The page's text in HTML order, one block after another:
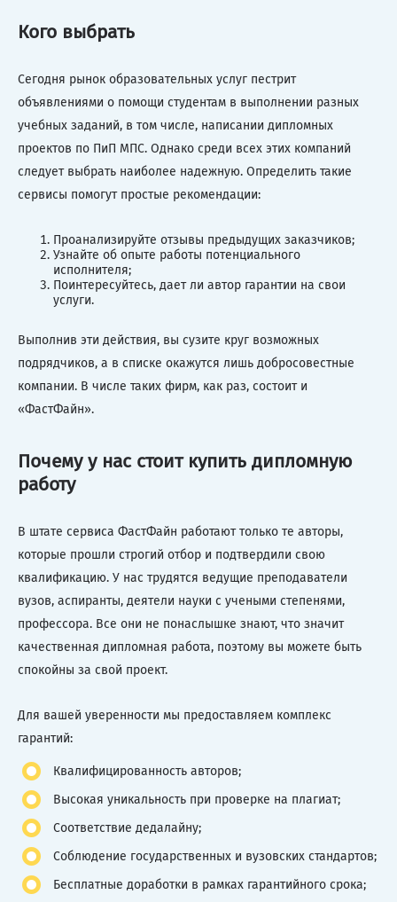
Кого выбрать
Сегодня рынок образовательных услуг пестрит
объявлениями о помощи студентам в выполнении разных
учебных заданий, в том числе, написании дипломных
проектов по ПиП МПС. Однако среди всех этих компаний
следует выбрать наиболее надежную. Определить такие
сервисы помогут простые рекомендации:
Проанализируйте отзывы предыдущих заказчиков;
Узнайте об опыте работы потенциального
исполнителя;
Поинтересуйтесь, дает ли автор гарантии на свои
услуги.
Выполнив эти действия, вы сузите круг возможных
подрядчиков, а в списке окажутся лишь добросовестные
компании. В числе таких фирм, как раз, состоит и
«ФастФайн».
Почему у нас стоит купить дипломную
работу
В штате сервиса ФастФайн работают только те авторы,
которые прошли строгий отбор и подтвердили свою
квалификацию. У нас трудятся ведущие преподаватели
вузов, аспиранты, деятели науки с учеными степенями,
профессора. Все они не понаслышке знают, что значит
качественная дипломная работа, поэтому вы можете быть
спокойны за свой проект.
Для вашей уверенности мы предоставляем комплекс
гарантий:
Квалифицированность авторов;
Высокая уникальность при проверке на плагиат;
Соответствие дедалайну;
Соблюдение государственных и вузовских стандартов;
Бесплатные доработки в рамках гарантийного срока;